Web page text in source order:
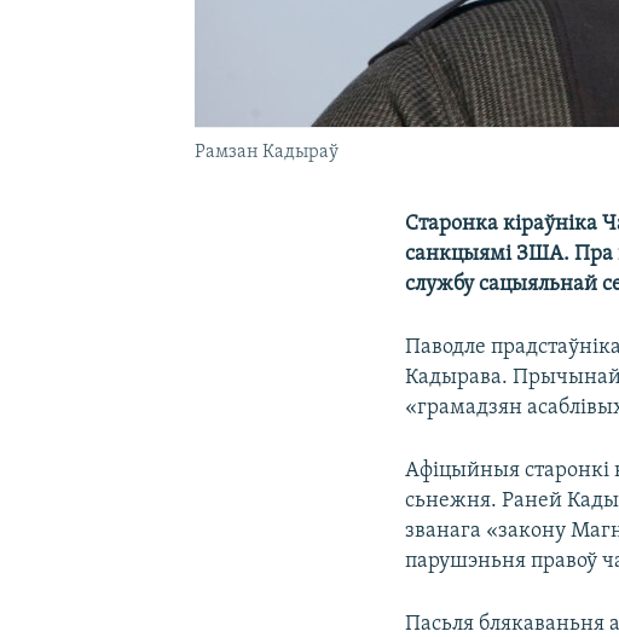
Рамзан Кадыраў
Старонка кіраўніка
санкцыямі ЗША. Пра
службу сацыяльнай
Паводле
Кадырава. Прычынай
«грамадзян
Афіцыйныя старонкі
сьнежня. Раней
званага «закону
парушэньня правоў
Пасьля блякаваньня